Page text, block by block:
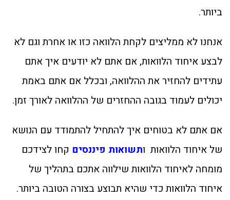
ביותר.
אנחנו לא ממליצים לקחת הלוואה כזו או אחרת וגם לא
לבצע איחוד הלוואות, אם אתם לא יודעים איך אתם
עתידים להחזיר את ההלוואה, ובכלל אם אתם באמת
יכולים לעמוד בגובה ההחזרים של ההלוואה לאורך זמן.
אם אתם לא בטוחים איך להתחיל להתמודד עם הנושא
של איחוד הלוואות ותשואות פיננסים קחו לצידכם
מומחה לאיחוד הלוואות שילווה אתכם בתהליך של
איחוד הלוואות כדי שהיא תבוצע בצורה הטובה ביותר.